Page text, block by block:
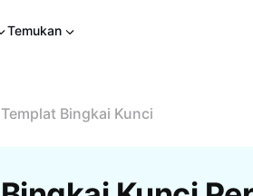
Temukan
Templat Bingkai Kunci